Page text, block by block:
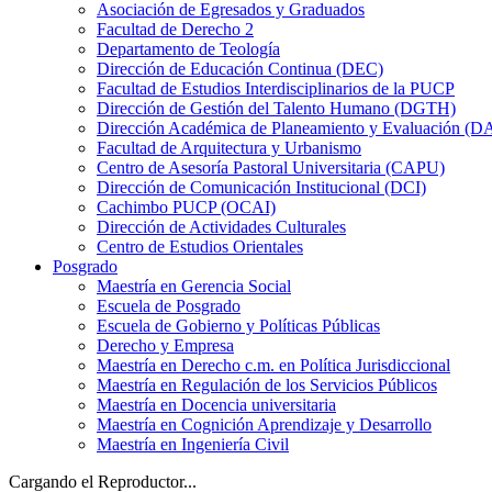
Asociación de Egresados y Graduados
Facultad de Derecho 2
Departamento de Teología
Dirección de Educación Continua (DEC)
Facultad de Estudios Interdisciplinarios de la PUCP
Dirección de Gestión del Talento Humano (DGTH)
Dirección Académica de Planeamiento y Evaluación
Facultad de Arquitectura y Urbanismo
Centro de Asesoría Pastoral Universitaria (CAPU)
Dirección de Comunicación Institucional (DCI)
Cachimbo PUCP (OCAI)
Dirección de Actividades Culturales
Centro de Estudios Orientales
Posgrado
Maestría en Gerencia Social
Escuela de Posgrado
Escuela de Gobierno y Políticas Públicas
Derecho y Empresa
Maestría en Derecho c.m. en Política Jurisdiccional
Maestría en Regulación de los Servicios Públicos
Maestría en Docencia universitaria
Maestría en Cognición Aprendizaje y Desarrollo
Maestría en Ingeniería Civil
Cargando el Reproductor...